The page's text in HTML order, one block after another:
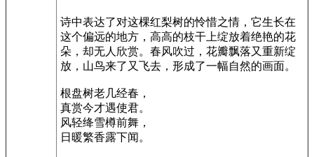
诗中表达了对这棵红梨树的怜惜之情，它生长在
这个偏远的地方，高高的枝干上绽放着绝艳的花
朵，却无人欣赏。春风吹过，花瓣飘落又重新绽
放，山鸟来了又飞去，形成了一幅自然的画面。
根盘树老几经春，
真赏今才遇使君。
风轻绛雪樽前舞，
日暖繁香露下闻。